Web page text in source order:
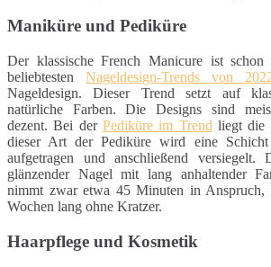
Maniküre und Pediküre
Der klassische French Manicure ist
beliebtesten Nageldesign-Trends von
Nageldesign. Dieser Trend setzt auf
natürliche Farben. Die Designs sind
dezent. Bei der Pediküre im Trend liegt die
dieser Art der Pediküre wird eine
aufgetragen und anschließend
glänzender Nagel mit lang anhaltender
nimmt zwar etwa 45 Minuten in
Wochen lang ohne Kratzer.
Haarpflege und Kosmetik